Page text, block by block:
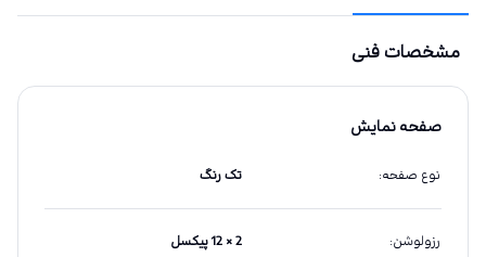
مشخصات فنی
صفحه نمایش
نوع صفحه: تک رنگ
رزولوشن: 2 × 12 پیکسل